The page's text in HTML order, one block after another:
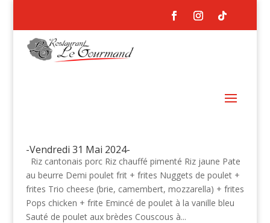
-Vendredi 31 Mai 2024-
Riz cantonais porc Riz chauffé pimenté Riz jaune Pate
au beurre Demi poulet frit + frites Nuggets de poulet +
frites Trio cheese (brie, camembert, mozzarella) + frites
Pops chicken + frite Emincé de poulet à la vanille bleu
Sauté de poulet aux brèdes Couscous à...